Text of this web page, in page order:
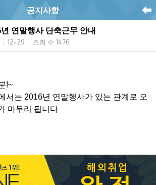
공지사항
연말행사 단축근무 안내
12-29 조회 수 1476
!~
서는 2016년 연말행사가 있는 관계로 오
마무리 됩니다